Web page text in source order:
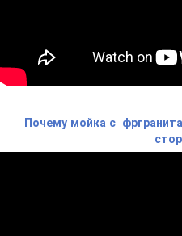
Почему мойка с